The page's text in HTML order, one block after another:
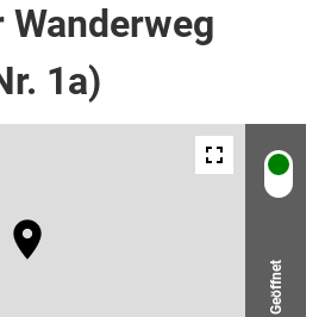
1a)
Geöffnet